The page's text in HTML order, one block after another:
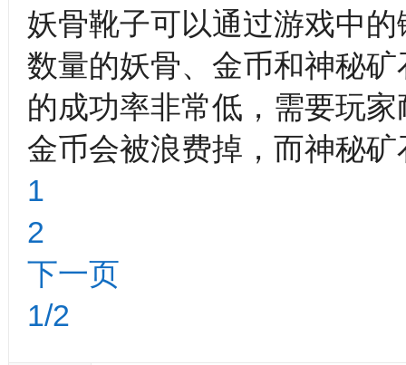
妖骨靴子可以通过游戏中
数量的妖骨、金币和神秘
的成功率非常低，需要玩
金币会被浪费掉，而神秘
1
2
下一页
1/2